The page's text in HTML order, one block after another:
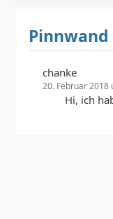
Pinnwand
chanke
20. Februar 2018
Hi, ich